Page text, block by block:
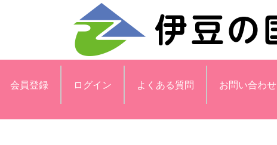
会員登録 ログイン よくある質問 お問い合わせ